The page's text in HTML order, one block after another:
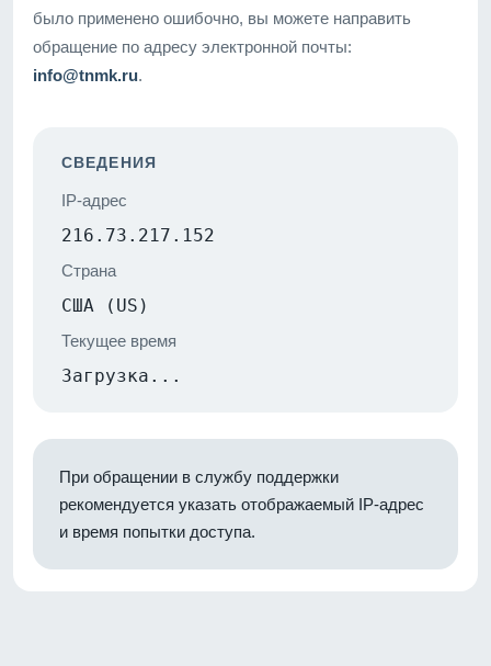
было применено ошибочно, вы можете направить
обращение по адресу электронной почты:
info@tnmk.ru.
СВЕДЕНИЯ
IP-адрес
216.73.217.152
Страна
США (US)
Текущее время
Загрузка...
При обращении в службу поддержки
рекомендуется указать отображаемый IP-адрес
и время попытки доступа.